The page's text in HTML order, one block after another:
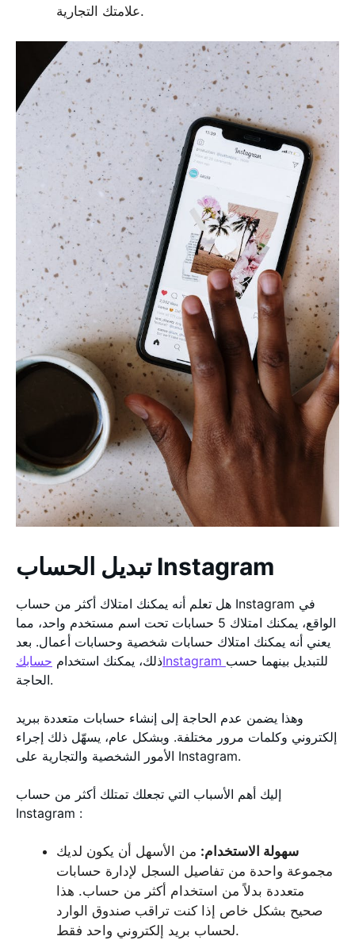
علامتك التجارية.
تبديل الحساب Instagram
هل تعلم أنه يمكنك امتلاك أكثر من حساب Instagram في
الواقع، يمكنك امتلاك 5 حسابات تحت اسم مستخدم واحد، مما
يعني أنه يمكنك امتلاك حسابات شخصية وحسابات أعمال. بعد
ذلك، يمكنك استخدامحسابكInstagram للتبديل بينهما حسب
الحاجة.
وهذا يضمن عدم الحاجة إلى إنشاء حسابات متعددة ببريد
إلكتروني وكلمات مرور مختلفة. وبشكل عام، يسهّل ذلك إجراء
الأمور الشخصية والتجارية على Instagram.
إليك أهم الأسباب التي تجعلك تمتلك أكثر من حساب
Instagram :
سهولة الاستخدام: من الأسهل أن يكون لديك
مجموعة واحدة من تفاصيل السجل لإدارة حسابات
متعددة بدلاً من استخدام أكثر من حساب. هذا
صحيح بشكل خاص إذا كنت تراقب صندوق الوارد
لحساب بريد إلكتروني واحد فقط.